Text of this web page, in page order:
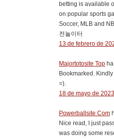
betting is available
on popular sports
Soccer, MLB and
전놀이터
13 de febrero de
Majortotosite Top
Bookmarked.
=).
18 de mayo de
Powerballsite Com
Nice read, I just
was doing some